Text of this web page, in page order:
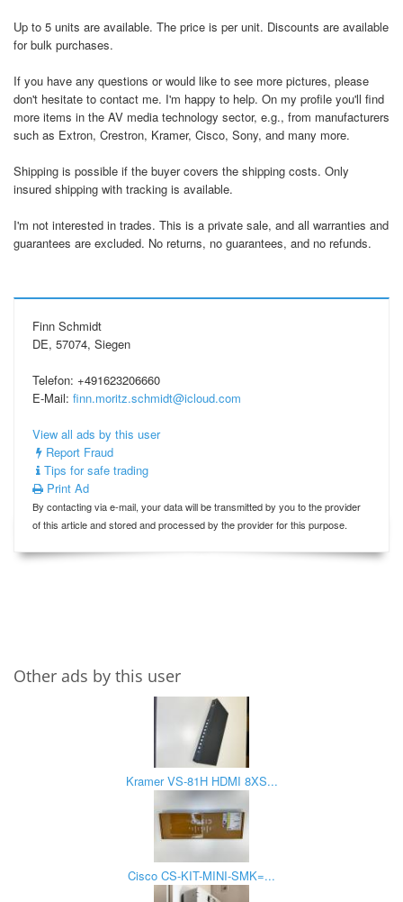
Up to 5 units are available. The price is per unit. Discounts are available
for bulk purchases.
If you have any questions or would like to see more pictures, please
don't hesitate to contact me. I'm happy to help. On my profile you'll find
more items in the AV media technology sector, e.g., from manufacturers
such as Extron, Crestron, Kramer, Cisco, Sony, and many more.
Shipping is possible if the buyer covers the shipping costs. Only
insured shipping with tracking is available.
I'm not interested in trades. This is a private sale, and all warranties and
guarantees are excluded. No returns, no guarantees, and no refunds.
Finn Schmidt
DE, 57074, Siegen
Telefon: +491623206660
E-Mail: finn.moritz.schmidt@icloud.com
View all ads by this user
Report Fraud
Tips for safe trading
Print Ad
By contacting via e-mail, your data will be transmitted by you to the provider
of this article and stored and processed by the provider for this purpose.
Other ads by this user
Kramer VS-81H HDMI 8XS...
Cisco CS-KIT-MINI-SMK=...